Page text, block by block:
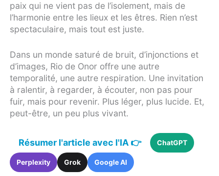
paix qui ne vient pas de l’isolement, mais de
l’harmonie entre les lieux et les êtres. Rien n’est
spectaculaire, mais tout est juste.
Dans un monde saturé de bruit, d’injonctions et
d’images, Rio de Onor offre une autre
temporalité, une autre respiration. Une invitation
à ralentir, à regarder, à écouter, non pas pour
fuir, mais pour revenir. Plus léger, plus lucide. Et,
peut-être, un peu plus vivant.
Résumer l'article avec l'IA 👉 ChatGPT
Perplexity Grok Google AI